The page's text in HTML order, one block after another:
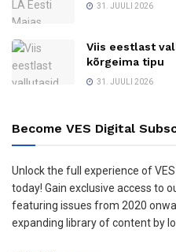
31. JUULI 2026
Viis eestlast
kõrgeima tipu
31. JUULI 2026
Become VES Digital
Unlock the full experience of
today! Gain exclusive access to
featuring issues from 2020
expanding library of content by